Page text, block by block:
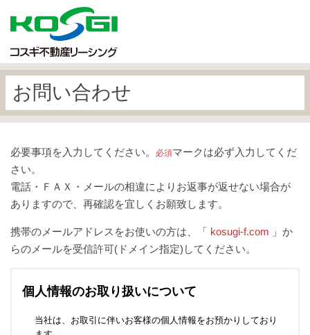
お問い合わせ
必要事項を入力してください。 必須マークは必ず入力してくだ
さい。
電話・ＦＡＸ・メールの相違によりお返事が返せない場合が
ありますので、再確認を宜しくお願致します。
携帯のメールアドレスをお使いの方は、「 kosugi-f.com 」か
らのメールを受信許可(ドメイン指定)してください。